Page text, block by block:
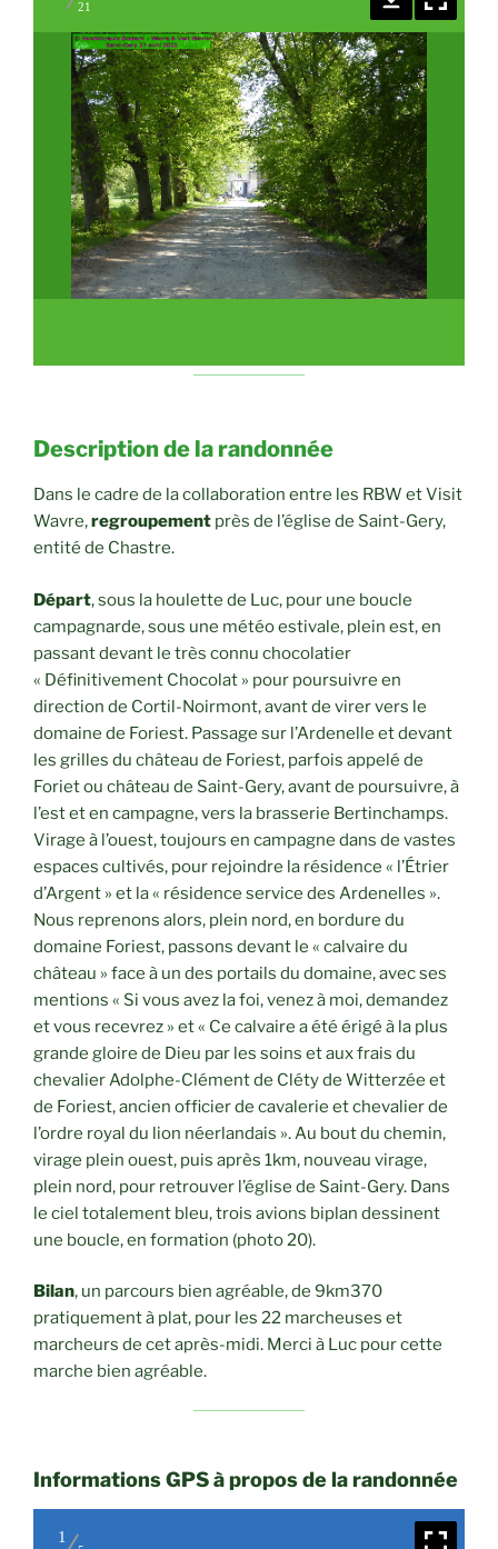
21
Description de la randonnée
Dans le cadre de la collaboration entre les RBW et Visit
Wavre,regroupement près de l’église de Saint-Gery,
entité de Chastre.
Départ, sous la houlette de Luc, pour une boucle
campagnarde, sous une météo estivale, plein est, en
passant devant le très connu chocolatier
« Définitivement Chocolat » pour poursuivre en
direction de Cortil-Noirmont, avant de virer vers le
domaine de Foriest. Passage sur l’Ardenelle et devant
les grilles du château de Foriest, parfois appelé de
Foriet ou château de Saint-Gery, avant de poursuivre, à
l’est et en campagne, vers la brasserie Bertinchamps.
Virage à l’ouest, toujours en campagne dans de vastes
espaces cultivés, pour rejoindre la résidence « l’Étrier
d’Argent » et la « résidence service des Ardenelles ».
Nous reprenons alors, plein nord, en bordure du
domaine Foriest, passons devant le « calvaire du
château » face à un des portails du domaine, avec ses
mentions « Si vous avez la foi, venez à moi, demandez
et vous recevrez » et « Ce calvaire a été érigé à la plus
grande gloire de Dieu par les soins et aux frais du
chevalier Adolphe-Clément de Cléty de Witterzée et
de Foriest, ancien officier de cavalerie et chevalier de
l’ordre royal du lion néerlandais ». Au bout du chemin,
virage plein ouest, puis après 1km, nouveau virage,
plein nord, pour retrouver l’église de Saint-Gery. Dans
le ciel totalement bleu, trois avions biplan dessinent
une boucle, en formation (photo 20).
Bilan, un parcours bien agréable, de 9km370
pratiquement à plat, pour les 22 marcheuses et
marcheurs de cet après-midi. Merci à Luc pour cette
marche bien agréable.
Informations GPS à propos de la randonnée
1